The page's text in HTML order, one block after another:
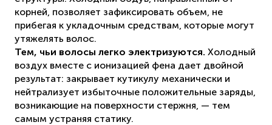
корней, позволяет зафиксировать объем, не
прибегая к укладочным средствам, которые могут
утяжелять волос.
Тем, чьи волосы легко электризуются. Холодный
воздух вместе с ионизацией фена дает двойной
результат: закрывает кутикулу механически и
нейтрализует избыточные положительные заряды,
возникающие на поверхности стержня, — тем
самым устраняя статику.